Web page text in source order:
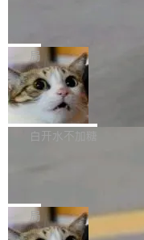
个小型数据库，应用天然
库的竞争和爆炸半径问题
了。 闲置的 cell 会休眠
l 迁移或唤醒时，新宿主
库继续执行。存储库是持
高价的三星折叠（三星
Fold8 / Z Flip8）外，其
例如iQOO Z11i、
te 17 Pro、OPPO K15
样的次旗舰。 Galaxy Z
Z Flip8三款折叠屏新机均
部搭载骁龙8 Elite Gen5
Zed 编辑器团队发布了
个在 git commit 之间记
本控制系统。目前处于
ltaDB 的核心思路直接写
眼的位置：「Software is
mits」——软件是在
是把这段空隙补上。 回退
aDB 捕获 commit 之间的
局
SpaceXAI 单季资本开
根据风险投资人Tomer
析）披露的最新分析与第
微软同期总资本开支的四
bet、微软以及 Meta 等传
白开水不加糖
一个在终端里运行的编程
1.2，驱动这个 agent 的
局